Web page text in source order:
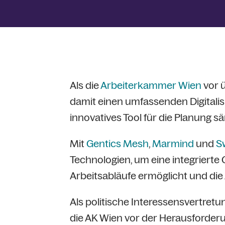
Als dieArbeiterkammer Wien vor
damit einen umfassenden
innovatives Tool für die Planung
MitGentics Mesh,Marmind und
Technologien, um eine integrierte
Arbeitsabläufe ermöglicht und
Als politische
die AK Wien vor der